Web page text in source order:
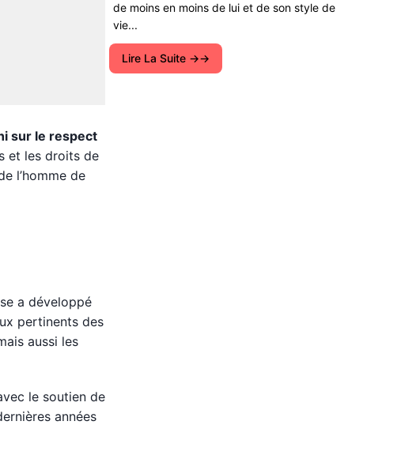
sur le respect
et les droits de
l’homme de
a développé
pertinents des
aussi les
le soutien de
années
de moins en moins de lui et de son style de
vie...
Lire La Suite →